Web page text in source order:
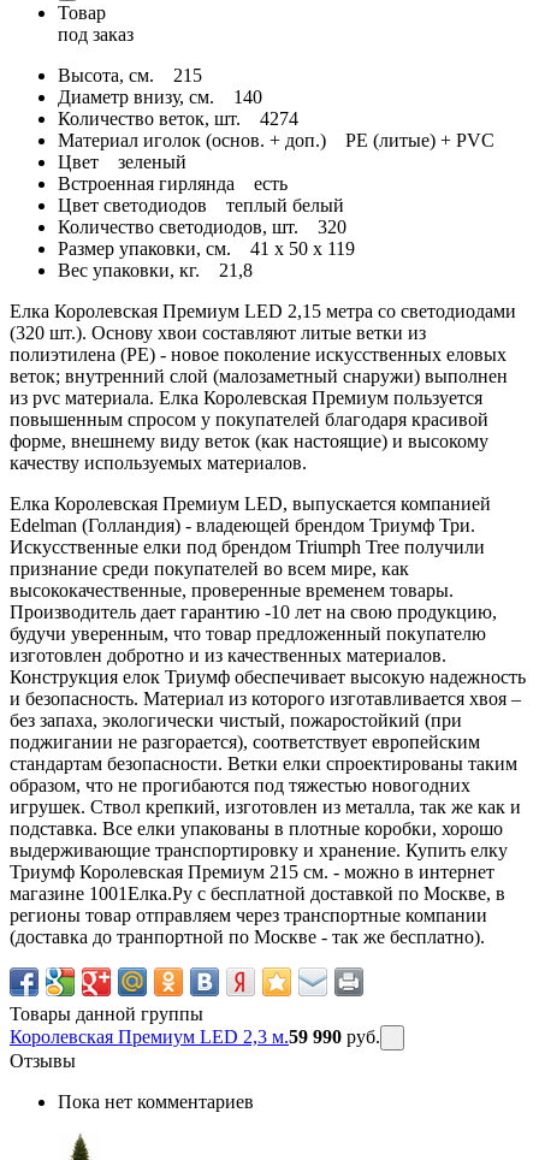
Товар
под заказ
Высота, см. 215
Диаметр внизу, см. 140
Количество веток, шт. 4274
Материал иголок (основ. + доп.) PE (литые) + PVC
Цвет зеленый
Встроенная гирлянда есть
Цвет светодиодов теплый белый
Количество светодиодов, шт. 320
Размер упаковки, см. 41 x 50 x 119
Вес упаковки, кг. 21,8
Елка Королевская Премиум LED 2,15 метра со светодиодами
(320 шт.). Основу хвои составляют литые ветки из
полиэтилена (PE) - новое поколение искусственных еловых
веток; внутренний слой (малозаметный снаружи) выполнен
из pvc материала. Елка Королевская Премиум пользуется
повышенным спросом у покупателей благодаря красивой
форме, внешнему виду веток (как настоящие) и высокому
качеству используемых материалов.
Елка Королевская Премиум LED, выпускается компанией
Edelman (Голландия) - владеющей брендом Триумф Три.
Искусственные елки под брендом Triumph Tree получили
признание среди покупателей во всем мире, как
высококачественные, проверенные временем товары.
Производитель дает гарантию -10 лет на свою продукцию,
будучи уверенным, что товар предложенный покупателю
изготовлен добротно и из качественных материалов.
Конструкция елок Триумф обеспечивает высокую надежность
и безопасность. Материал из которого изготавливается хвоя –
без запаха, экологически чистый, пожаростойкий (при
поджигании не разгорается), соответствует европейским
стандартам безопасности. Ветки елки спроектированы таким
образом, что не прогибаются под тяжестью новогодних
игрушек. Ствол крепкий, изготовлен из металла, так же как и
подставка. Все елки упакованы в плотные коробки, хорошо
выдерживающие транспортировку и хранение. Купить елку
Триумф Королевская Премиум 215 см. - можно в интернет
магазине 1001Елка.Ру с бесплатной доставкой по Москве, в
регионы товар отправляем через транспортные компании
(доставка до транпортной по Москве - так же бесплатно).
Товары данной группы
Королевская Премиум LED 2,3 м.59 990 руб.
Отзывы
Пока нет комментариев